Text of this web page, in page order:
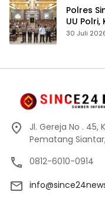
Polres
UU
Fondasi
30 Juli
Jl. Gereja No . 45,
Pematang
0812-6010-0914